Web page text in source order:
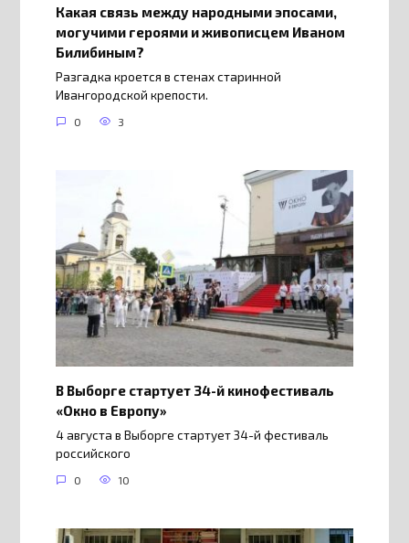
Какая связь между народными эпосами,
могучими героями и живописцем Иваном
Билибиным?
Разгадка кроется в стенах старинной
Ивангородской крепости.
0 3
В Выборге стартует 34-й кинофестиваль
«Окно в Европу»
4 августа в Выборге стартует 34-й фестиваль
российского
0 10